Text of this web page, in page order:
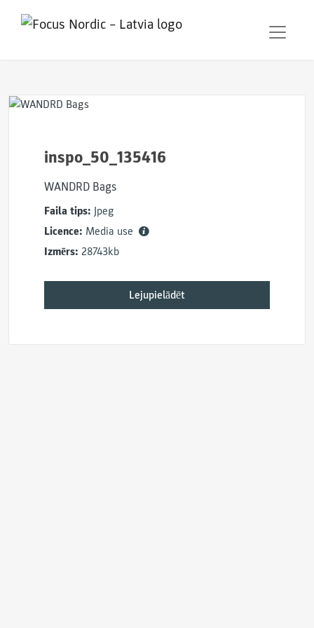
inspo_50_135416
WANDRD Bags
Faila tips: Jpeg
Licence: Media use
Izmērs: 28743kb
Lejupielādēt